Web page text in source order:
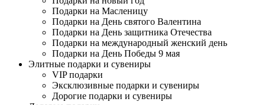
Подарки на Масленицу
Подарки на День святого Валентина
Подарки на День защитника Отечества
Подарки на международный женский день
Подарки на День Победы 9 мая
Элитные подарки и сувениры
VIP подарки
Эксклюзивные подарки и сувениры
Дорогие подарки и сувениры